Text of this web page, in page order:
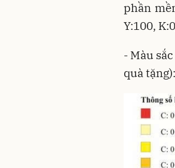
phần
Y:100,
- Màu
quà tặng):